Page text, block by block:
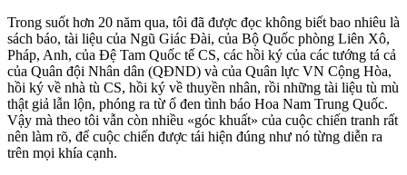
Trong suốt hơn 20 năm qua, tôi đã được đọc không biết bao nhiêu là
sách báo, tài liệu của Ngũ Giác Đài, của Bộ Quốc phòng Liên Xô,
Pháp, Anh, của Đệ Tam Quốc tế CS, các hồi ký của các tướng tá cả
của Quân đội Nhân dân (QĐND) và của Quân lực VN Cộng Hòa,
hồi ký về nhà tù CS, hồi ký về thuyền nhân, rồi những tài liệu tù mù
thật giả lẫn lộn, phóng ra từ ổ đen tình báo Hoa Nam Trung Quốc.
Vậy mà theo tôi vẫn còn nhiều «góc khuất» của cuộc chiến tranh rất
nên làm rõ, để cuộc chiến được tái hiện đúng như nó từng diễn ra
trên mọi khía cạnh.